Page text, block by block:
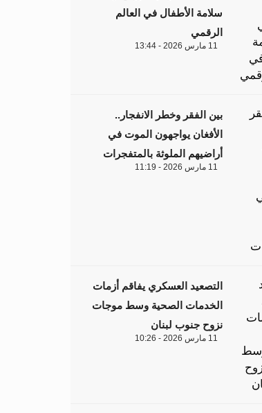
سلامة الأطفال في العالم
الرقمي
11 مارس 2026 - 13:44
بين الفقر وخطر الانفجار..
الأفغان يواجهون الموت في
أراضيهم الملوثة بالمتفجرات
11 مارس 2026 - 11:19
التصعيد العسكري يفاقم أزمات
الخدمات الصحية وسط موجات
نزوح جنوب لبنان
11 مارس 2026 - 10:26